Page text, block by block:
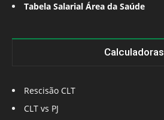
Tabela Salarial Área da Saúde
Calculadoras
Rescisão CLT
CLT vs PJ